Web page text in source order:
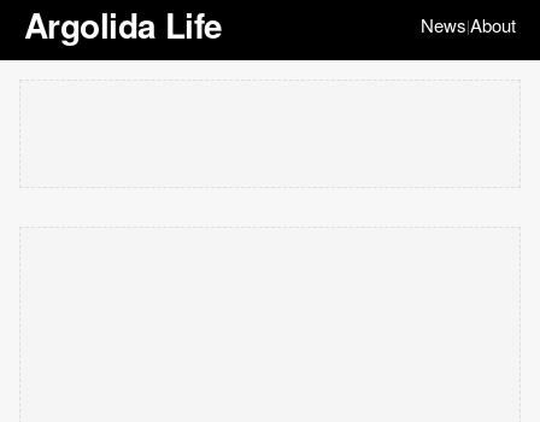
Argolida Life News|About